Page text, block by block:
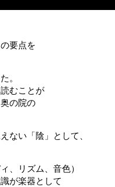
要点を
。
むことが
の院の
ない「陰」として、
、リズム、音色）
が楽器として